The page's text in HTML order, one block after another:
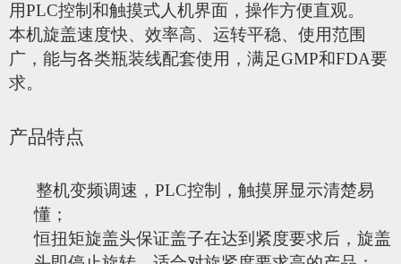
用PLC控制和触摸式人机界面，操作方便直观。
本机旋盖速度快、效率高、运转平稳、使用范围
广，能与各类瓶装线配套使用，满足GMP和FDA要
求。
产品特点
整机变频调速， PLC控制，触摸屏显示清楚易
懂；
恒扭矩旋盖头保证盖子在达到紧度要求后，旋盖